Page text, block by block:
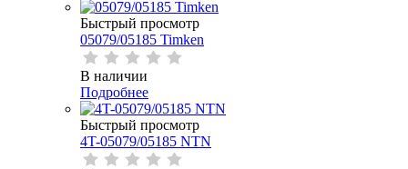
Быстрый просмотр
05079/05185 Timken
В наличии
Подробнее
Быстрый просмотр
4T-05079/05185 NTN